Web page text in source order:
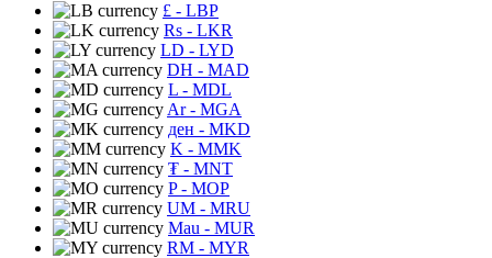
£ - LBP
Rs - LKR
LD - LYD
DH - MAD
L - MDL
Ar- MGA
ден - MKD
K - MMK
₮ - MNT
P- MOP
UM - MRU
Mau - MUR
RM - MYR